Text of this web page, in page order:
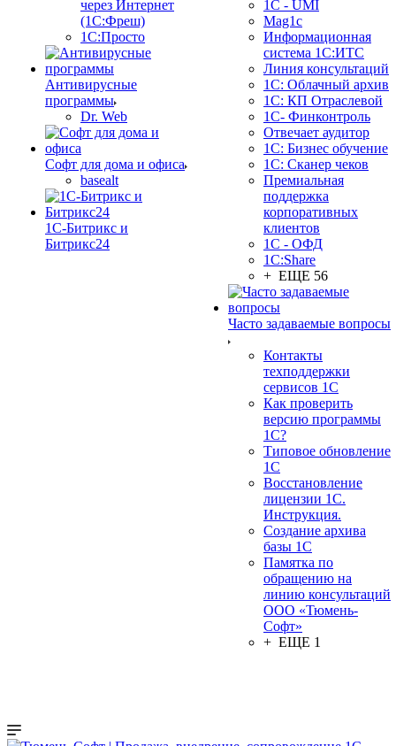
через Интернет
(1С:Фреш)
1С:Просто
Антивирусные
программы
Dr. Web
Софт для дома и офиса
basealt
1С-Битрикс и
Битрикс24
1C - UMI
Mag1c
Информационная
система 1С:ИТС
Линия консультаций
1С: Облачный архив
1С: КП Отраслевой
1С- Финконтроль
Отвечает аудитор
1С: Бизнес обучение
1С: Сканер чеков
Премиальная
поддержка
корпоративных
клиентов
1С - ОФД
1С:Share
+ ЕЩЕ 56
Часто задаваемые вопросы
Контакты
техподдержки
сервисов 1С
Как проверить
версию программы
1С?
Типовое обновление
1С
Восстановление
лицензии 1С.
Инструкция.
Создание архива
базы 1С
Памятка по
обращению на
линию консультаций
ООО «Тюмень-
Софт»
+ ЕЩЕ 1